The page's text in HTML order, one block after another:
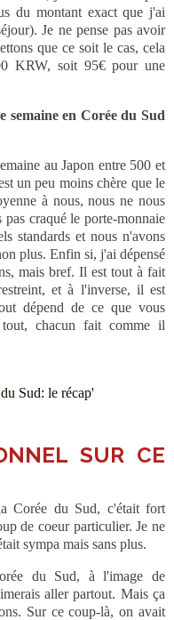
du montant exact que j'ai
Je ne pense pas avoir
que ce soit le cas, cela
KRW, soit 95€ pour une
semaine en Corée du Sud
au Japon entre 500 et
un peu moins chère que le
à nous, nous ne nous
pas craqué le porte-monnaie
standards et nous n'avons
plus. Enfin si, j'ai dépensé
mais bref. Il est tout à fait
et à l'inverse, il est
dépend de ce que vous
chacun fait comme il
SUR CE
Corée du Sud, c'était fort
de coeur particulier. Je ne
sympa mais sans plus.
du Sud, à l'image de
aller partout. Mais ça
Sur ce coup-là, on avait